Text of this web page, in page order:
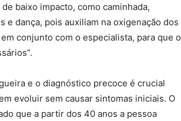
baixo impacto, como caminhada,
dança, pois auxiliam na oxigenação dos
conjunto com o especialista, para que o
e o diagnóstico precoce é crucial
evoluir sem causar sintomas iniciais. O
que a partir dos 40 anos a pessoa